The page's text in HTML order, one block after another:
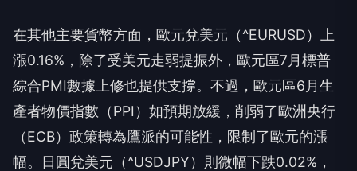
在其他主要貨幣方面，歐元兌美元（^EURUSD）上
漲0.16%，除了受美元走弱提振外，歐元區7月標普
綜合PMI數據上修也提供支撐。不過，歐元區6月生
產者物價指數（PPI）如預期放緩，削弱了歐洲央行
（ECB）政策轉為鷹派的可能性，限制了歐元的漲
幅。日圓兌美元（^USDJPY）則微幅下跌0.02%，